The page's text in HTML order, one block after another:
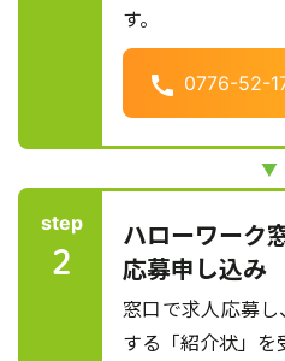
す。
call 0776-52-
step
2
ハローワーク
応募申し込み
窓口で求人応募
する「紹介状」を